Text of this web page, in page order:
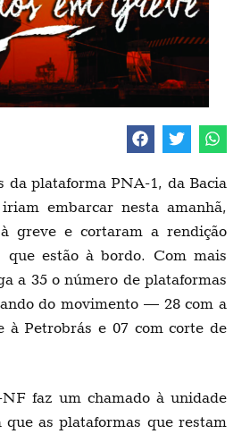
da plataforma PNA-1, da Bacia
embarcar nesta amanhã,
greve e cortaram a rendição
que estão à bordo. Com mais
a 35 o número de plataformas
do movimento — 28 com a
à Petrobrás e 07 com corte de
faz um chamado à unidade
que as plataformas que restam